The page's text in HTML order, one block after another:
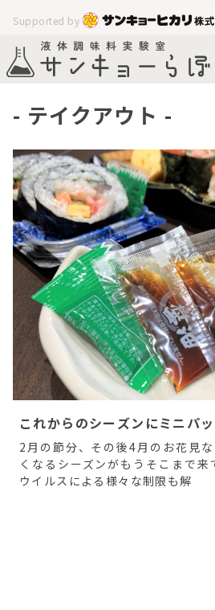
Supported by
テイクアウト
これからのシーズンにミニパ
2月の節分、その後4月のお花見
くなるシーズンがもうそこまで
ウイルスによる様々な制限も解